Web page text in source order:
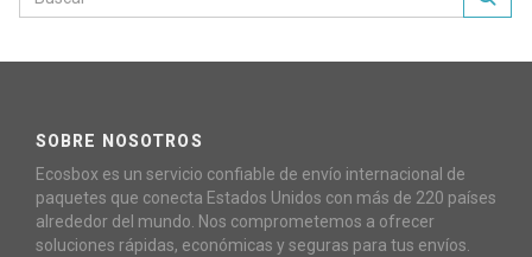
SOBRE NOSOTROS
Ecosbox es un servicio confiable de envío internacional de
paquetes que conecta Estados Unidos con más de 220 países
alrededor del mundo. Nos comprometemos a ofrecer
soluciones rápidas, económicas y seguras para tus envíos.